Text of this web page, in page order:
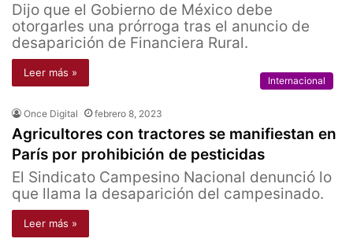
Dijo que el Gobierno de México debe
otorgarles una prórroga tras el anuncio de
desaparición de Financiera Rural.
Leer más »
Internacional
Once Digital febrero 8, 2023
Agricultores con tractores se manifiestan en
París por prohibición de pesticidas
El Sindicato Campesino Nacional denunció lo
que llama la desaparición del campesinado.
Leer más »